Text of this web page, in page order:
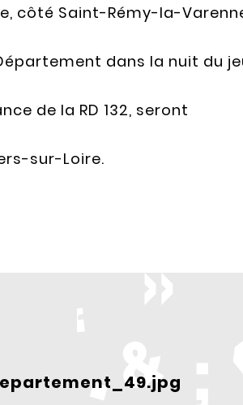
côté Saint-Rémy-la-
dans la nuit du
de la RD 132, seront
sur-Loire.